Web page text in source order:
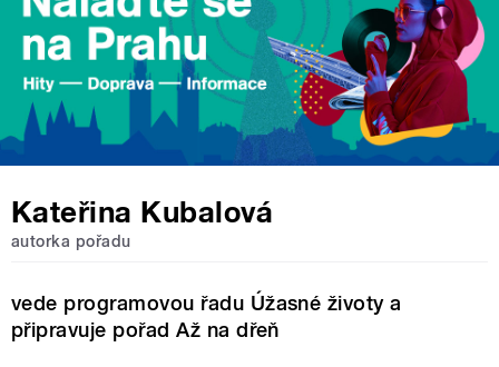
Kateřina Kubalová
autorka pořadu
vede programovou řadu Úžasné životy a
připravuje pořad Až na dřeň